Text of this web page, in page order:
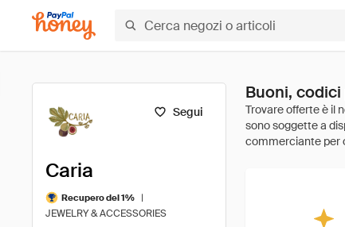
Segui
Caria
Recupero del 1%
|
JEWELRY & ACCESSORIES
Buoni,